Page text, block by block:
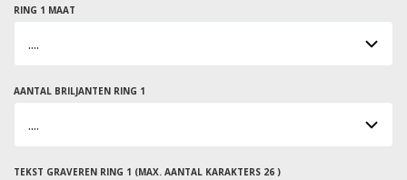
RING 1 MAAT
AANTAL BRILJANTEN RING 1
TEKST GRAVEREN RING 1 (MAX. AANTAL KARAKTERS 26 )